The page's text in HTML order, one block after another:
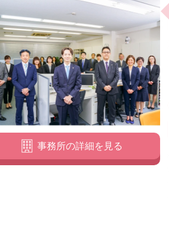
事務所の詳細を見る